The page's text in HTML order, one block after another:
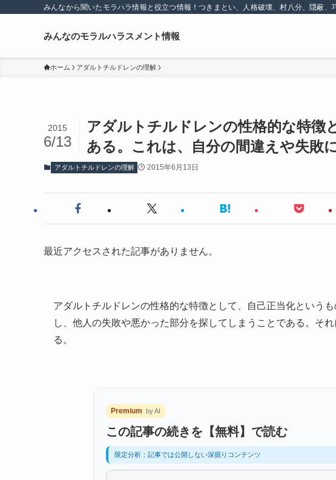
みんなから聞いたモラハラ情報と役立つ情報！つきまとい、人格破壊、村八分、隠蔽、
みんなのモラルハラスメント情報
ホーム アダルトチルドレンの理解
アダルトチルドレンの性格的な特徴
ある。これは、自分の間違えや失敗
2015
6/13
アダルトチルドレンの理解 2015年6月13日
最近アクセスされた記事がありません。
アダルトチルドレンの性格的な特徴として、自己正当化という
し、他人の失敗や悪かった部分を探してしまうことである。そ
る。
Premium by AI
この記事の続きを【無料】で読む
限定分析：記事では公開しない深掘りコンテンツ